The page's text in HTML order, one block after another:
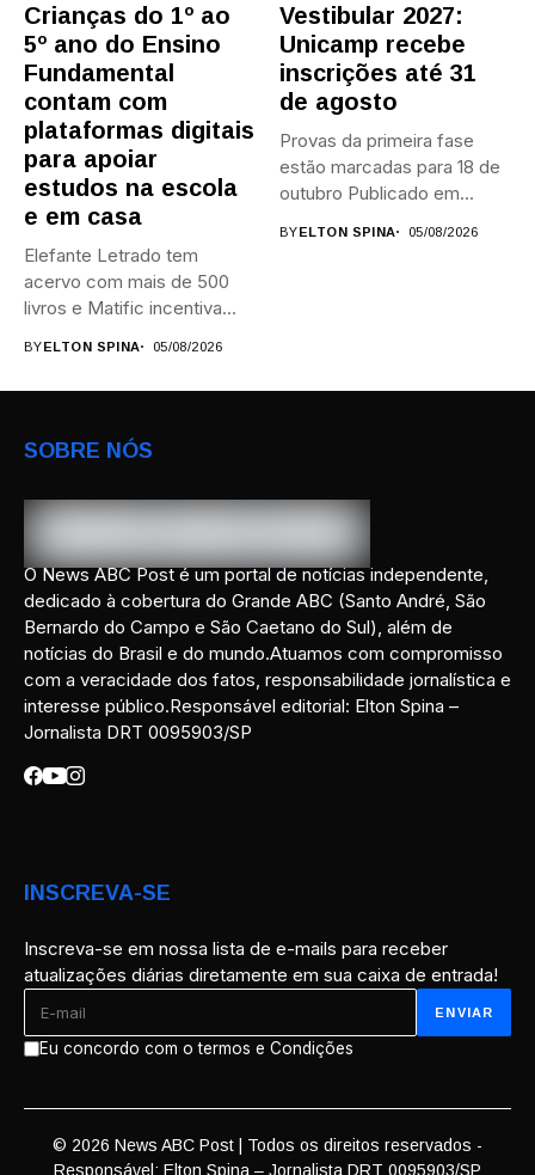
Crianças do 1º ao
5º ano do Ensino
Fundamental
contam com
plataformas digitais
para apoiar
estudos na escola
e em casa
Elefante Letrado tem
acervo com mais de 500
livros e Matific incentiva...
BYELTON SPINA 05/08/2026
Vestibular 2027:
Unicamp recebe
inscrições até 31
de agosto
Provas da primeira fase
estão marcadas para 18 de
outubro Publicado em...
BYELTON SPINA 05/08/2026
SOBRE NÓS
O News ABC Post é um portal de notícias independente,
dedicado à cobertura do Grande ABC (Santo André, São
Bernardo do Campo e São Caetano do Sul), além de
notícias do Brasil e do mundo.Atuamos com compromisso
com a veracidade dos fatos, responsabilidade jornalística e
interesse público.Responsável editorial: Elton Spina –
Jornalista DRT 0095903/SP
INSCREVA-SE
Inscreva-se em nossa lista de e-mails para receber
atualizações diárias diretamente em sua caixa de entrada!
Eu concordo com o termos e Condições
© 2026 News ABC Post | Todos os direitos reservados -
Responsável: Elton Spina – Jornalista DRT 0095903/SP